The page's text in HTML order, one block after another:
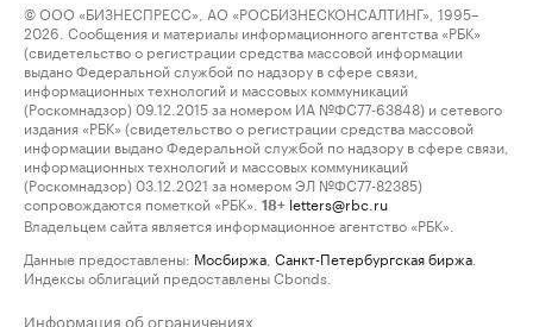
© ООО «БИЗНЕСПРЕСС», АО «РОСБИЗНЕСКОНСАЛТИНГ», 1995–
2026. Сообщения и материалы информационного агентства «РБК»
(свидетельство о регистрации средства массовой информации
выдано Федеральной службой по надзору в сфере связи,
информационных технологий и массовых коммуникаций
(Роскомнадзор) 09.12.2015 за номером ИА №ФС77-63848) и сетевого
издания «РБК» (свидетельство о регистрации средства массовой
информации выдано Федеральной службой по надзору в сфере связи,
информационных технологий и массовых коммуникаций
(Роскомнадзор) 03.12.2021 за номером ЭЛ №ФС77-82385)
сопровождаются пометкой «РБК».
18+ letters@rbc.ru
Владельцем сайта является информационное агентство «РБК».
Данные предоставлены: Мосбиржа Санкт-Петербургская биржа
Индексы облигаций предоставлены Cbonds.
Информация об ограничениях